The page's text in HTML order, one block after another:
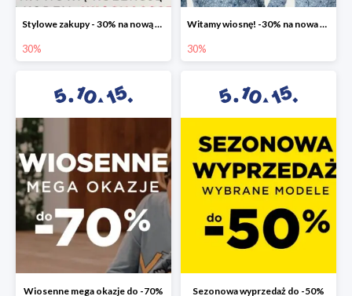
Stylowe zakupy - 30% na nową kolekcję
30%
Witamy wiosnę! -30% na nowa kolekcję
30%
Wiosenne mega okazje do -70% Sezonowa wyprzedaż do -50%